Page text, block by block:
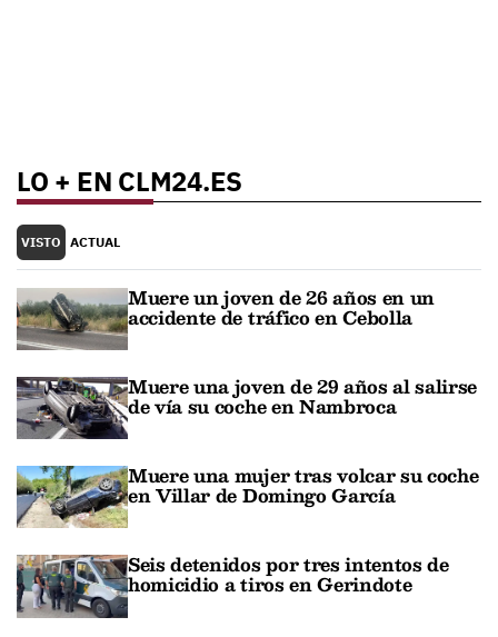
LO + EN CLM24.ES
VISTO ACTUAL
Muere un joven de 26 años en un
accidente de tráfico en Cebolla
Muere una joven de 29 años al salirse
de vía su coche en Nambroca
Muere una mujer tras volcar su coche
en Villar de Domingo García
Seis detenidos por tres intentos de
homicidio a tiros en Gerindote